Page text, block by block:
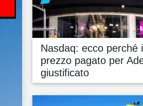
Nasdaq: ecco perché il
prezzo pagato per
giustificato